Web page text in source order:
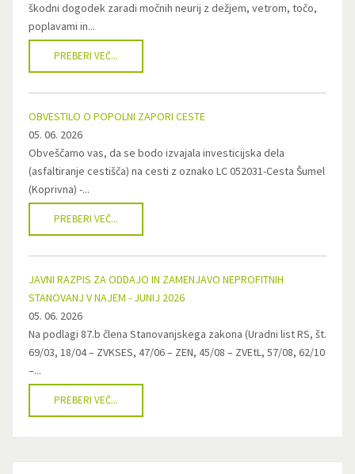
škodni dogodek zaradi močnih neurij z dežjem, vetrom, točo,
poplavami in...
PREBERI VEČ...
OBVESTILO O POPOLNI ZAPORI CESTE
05. 06. 2026
Obveščamo vas, da se bodo izvajala investicijska dela
(asfaltiranje cestišča) na cesti z oznako LC 052031-Cesta Šumel
(Koprivna) -...
PREBERI VEČ...
JAVNI RAZPIS ZA ODDAJO IN ZAMENJAVO NEPROFITNIH
STANOVANJ V NAJEM - JUNIJ 2026
05. 06. 2026
Na podlagi 87.b člena Stanovanjskega zakona (Uradni list RS, št.
69/03, 18/04 – ZVKSES, 47/06 – ZEN, 45/08 – ZVEtL, 57/08, 62/10
–...
PREBERI VEČ...